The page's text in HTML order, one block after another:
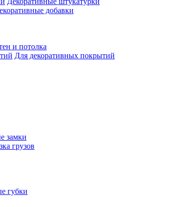
добавки
и потолка
Для декоративных покрытий
замки
грузов
губки